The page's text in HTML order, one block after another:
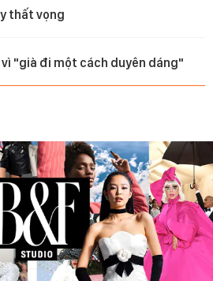
thất vọng
"già đi một cách duyên dáng"